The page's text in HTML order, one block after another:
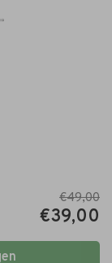
€49,00
€39,00